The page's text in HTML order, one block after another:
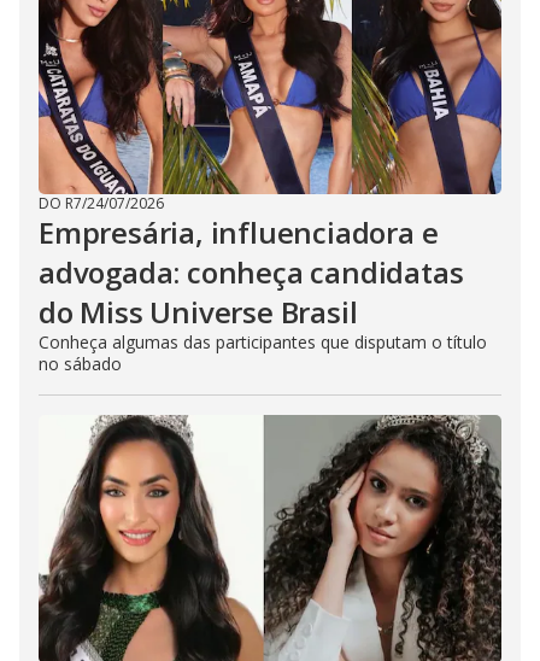
DO R7/24/07/2026
Empresária, influenciadora e
advogada: conheça candidatas
do Miss Universe Brasil
Conheça algumas das participantes que disputam o título
no sábado